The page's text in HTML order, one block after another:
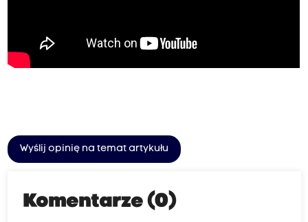
Wyślij opinię na temat artykułu
Komentarze (0)